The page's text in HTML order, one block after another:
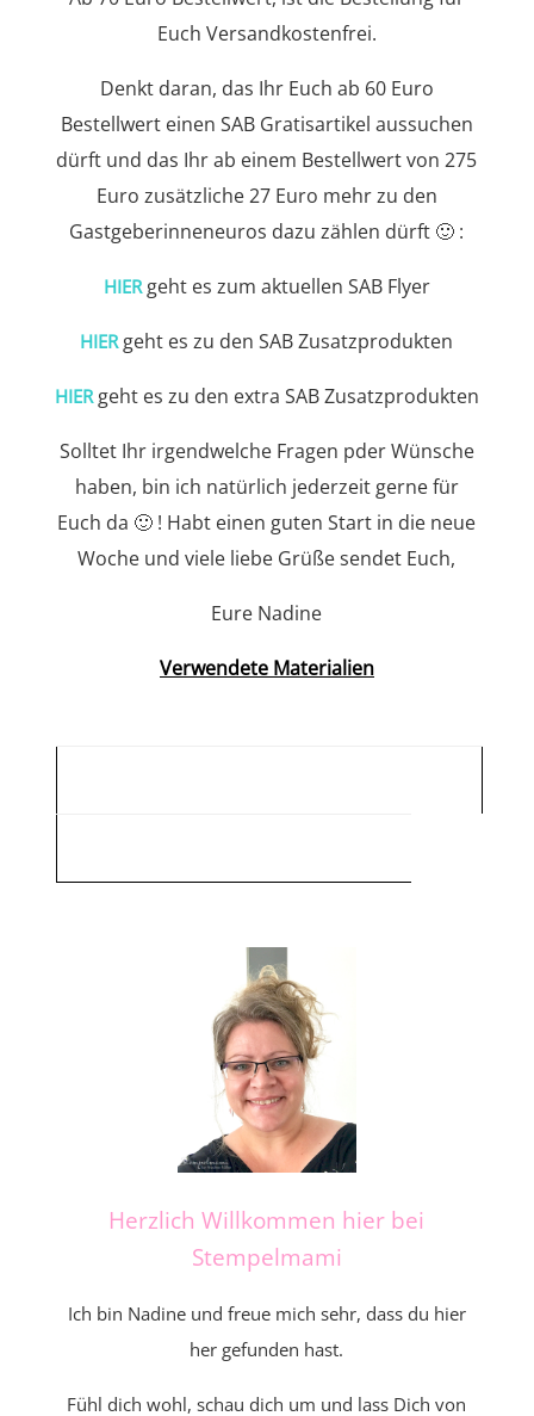
Euch Versandkostenfrei.
Denkt daran, das Ihr Euch ab 60 Euro
Bestellwert einen SAB Gratisartikel aussuchen
dürft und das Ihr ab einem Bestellwert von 275
Euro zusätzliche 27 Euro mehr zu den
Gastgeberinneneuros dazu zählen dürft 🙂 :
HIERgeht es zum aktuellen SAB Flyer
HIERgeht es zu den SAB Zusatzprodukten
HIER geht es zu den extra SAB Zusatzprodukten
Solltet Ihr irgendwelche Fragen pder Wünsche
haben, bin ich natürlich jederzeit gerne für
Euch da 🙂 ! Habt einen guten Start in die neue
Woche und viele liebe Grüße sendet Euch,
Eure Nadine
Verwendete Materialien
Herzlich Willkommen hier bei
Stempelmami
Ich bin Nadine und freue mich sehr, dass du hier
her gefunden hast.
Fühl dich wohl, schau dich um und lass Dich von